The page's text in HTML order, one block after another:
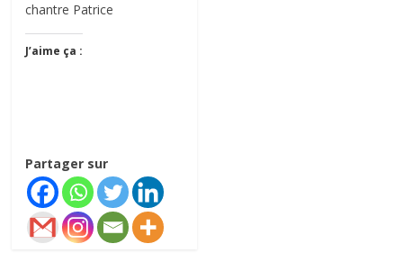
chantre Patrice
J’aime ça :
Partager sur